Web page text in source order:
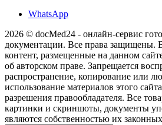
WhatsApp
2026 © docMed24 - онлайн-сервис
документации. Все права защищены.
контент, размещенные на данном
об авторском праве. Запрещается
распространение, копирование или
использование материалов этого
разрешения правообладателя. Все
картинки и скриншоты, документы
являются собственностью их